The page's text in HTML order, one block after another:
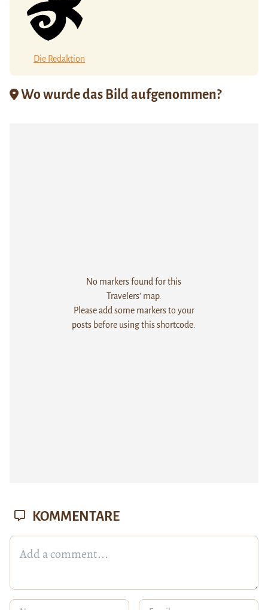
Die Redaktion
Wo wurde das Bild aufgenommen?
No markers found for this
Travelers' map.
Please add some markers to your
posts before using this shortcode.
KOMMENTARE